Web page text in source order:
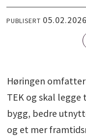
PUBLISERT
Høringen
TEK og skal
bygg, bedre
og et mer